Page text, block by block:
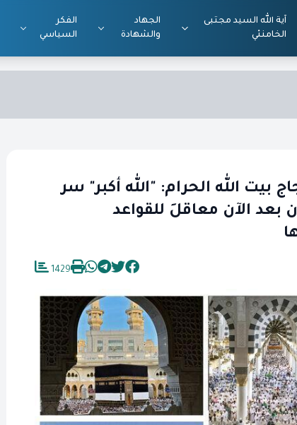
آية الله السيد مجتبى
الخامنئي
الجهاد
والشهادة
الفكر
السياسي
بيت الله الحرام: "الله أكبر" سر
بعد الآن معاقلَ للقواعد
1429